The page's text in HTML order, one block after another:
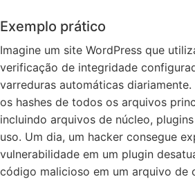
Exemplo prático
Imagine um site WordPress que
verificação de integridade
varreduras automáticas diariamente.
os hashes de todos os arquivos
incluindo arquivos de núcleo,
uso. Um dia, um hacker consegue
vulnerabilidade em um plugin
código malicioso em um arquivo de